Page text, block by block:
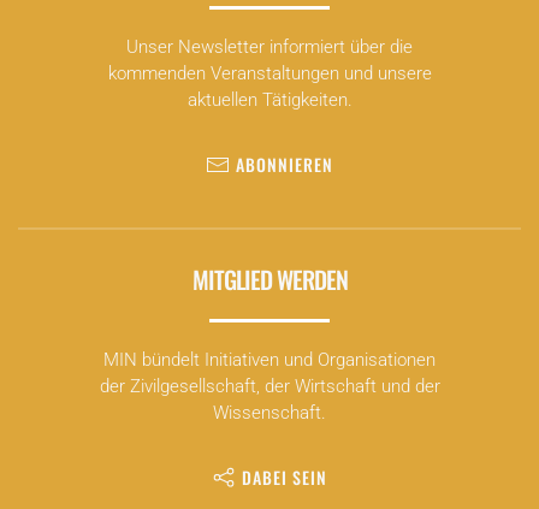
Unser Newsletter informiert über die
kommenden Veranstaltungen und unsere
aktuellen Tätigkeiten.
ABONNIEREN
MITGLIED WERDEN
MIN bündelt Initiativen und Organisationen
der Zivilgesellschaft, der Wirtschaft und der
Wissenschaft.
DABEI SEIN